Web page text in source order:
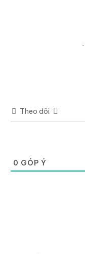
Theo dõi
0 GÓP Ý